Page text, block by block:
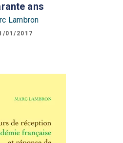
ans
Lambron
01/2017